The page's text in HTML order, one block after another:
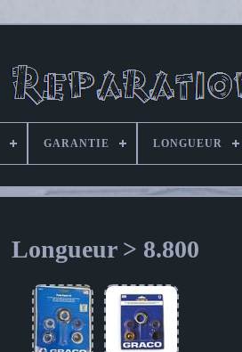
GARANTIE LONGUEUR
Longueur > 8.800